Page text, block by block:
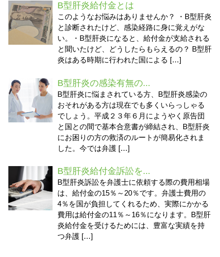
B型肝炎給付金とは
このようなお悩みはありませんか？ ・B型肝炎
と診断されたけど、感染経路に身に覚えがな
い。・B型肝炎になると、給付金が支給される
と聞いたけど、どうしたらもらえるの？ B型肝
炎はある時期に行われた国による […]
B型肝炎の感染有無の...
B型肝炎に悩まされている方、B型肝炎感染の
おそれがある方は現在でも多くいらっしゃる
でしょう。平成２３年６月にようやく原告団
と国との間で基本合意書が締結され、B型肝炎
にお困りの方の救済のルートが簡易化されま
した。今では弁護 […]
B型肝炎給付金訴訟を...
B型肝炎訴訟を弁護士に依頼する際の費用相場
は、給付金の15％～20％です。弁護士費用の
4％を国が負担してくれるため、実際にかかる
費用は給付金の11％～16％になります。B型肝
炎給付金を受けるためには、豊富な実績を持
つ弁護 […]